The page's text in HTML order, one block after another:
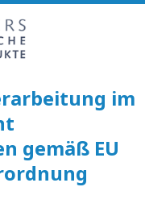
im
gemäß EU